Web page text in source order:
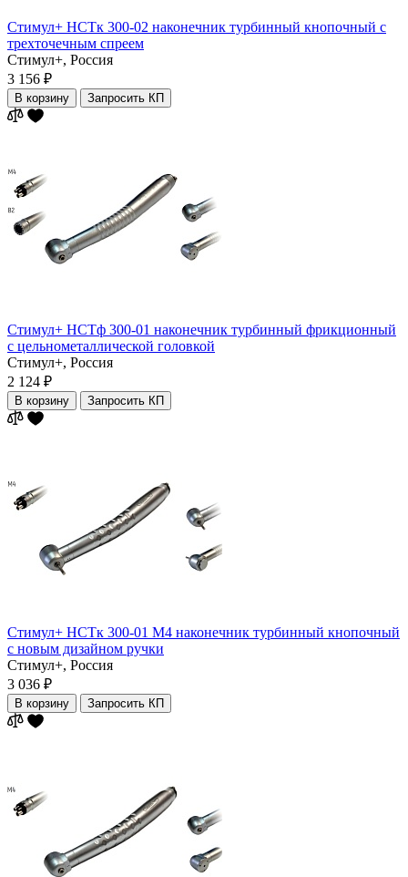
Стимул+ НСТк 300-02 наконечник турбинный кнопочный c
трехточечным спреем
Стимул+, Россия
3 156 ₽
В корзину Запросить КП
Стимул+ НСТф 300-01 наконечник турбинный фрикционный
с цельнометаллической головкой
Стимул+, Россия
2 124 ₽
В корзину Запросить КП
Стимул+ НСТк 300-01 М4 наконечник турбинный кнопочный
с новым дизайном ручки
Стимул+, Россия
3 036 ₽
В корзину Запросить КП